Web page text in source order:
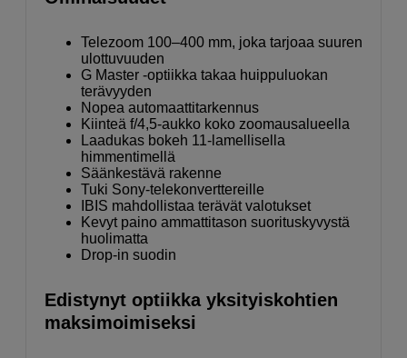
Telezoom 100–400 mm, joka tarjoaa suuren
ulottuvuuden
G Master -optiikka takaa huippuluokan
terävyyden
Nopea automaattitarkennus
Kiinteä f/4,5-aukko koko zoomausalueella
Laadukas bokeh 11-lamellisella
himmentimellä
Säänkestävä rakenne
Tuki Sony-telekonverttereille
IBIS mahdollistaa terävät valotukset
Kevyt paino ammattitason suorituskyvystä
huolimatta
Drop-in suodin
Edistynyt optiikka yksityiskohtien
maksimoimiseksi